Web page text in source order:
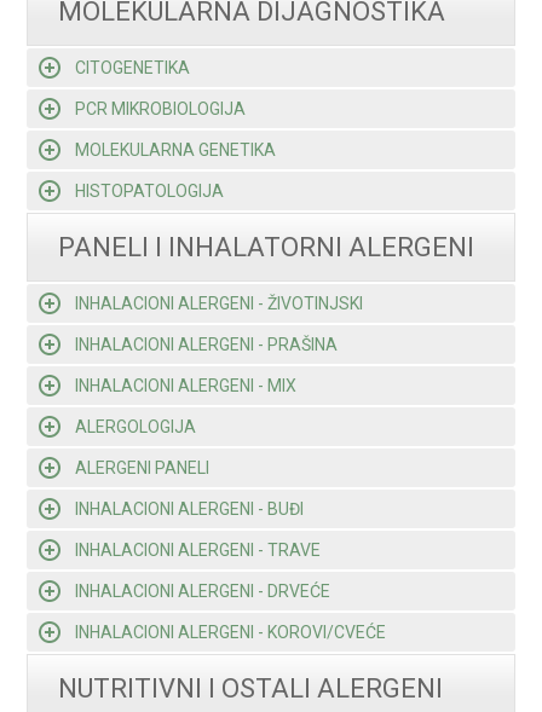
MOLEKULARNA DIJAGNOSTIKA
CITOGENETIKA
PCR MIKROBIOLOGIJA
MOLEKULARNA GENETIKA
HISTOPATOLOGIJA
PANELI I INHALATORNI ALERGENI
INHALACIONI ALERGENI - ŽIVOTINJSKI
INHALACIONI ALERGENI - PRAŠINA
INHALACIONI ALERGENI - MIX
ALERGOLOGIJA
ALERGENI PANELI
INHALACIONI ALERGENI - BUĐI
INHALACIONI ALERGENI - TRAVE
INHALACIONI ALERGENI - DRVEĆE
INHALACIONI ALERGENI - KOROVI/CVEĆE
NUTRITIVNI I OSTALI ALERGENI